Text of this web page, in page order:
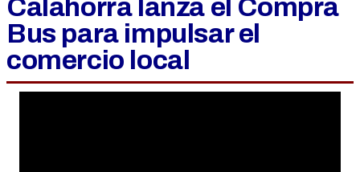
Calahorra lanza el Compra
Bus para impulsar el
comercio local